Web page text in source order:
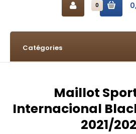
0
Catégories
Maillot
Internacional
2021/